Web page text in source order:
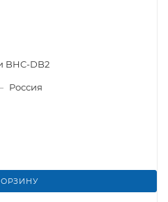
BHC-DB2
Россия